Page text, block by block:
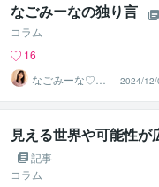
なごみーなの独り言
コラム
16
なごみーな♡癒
し系心のサポー
ター
2024/12/
見える世界や可能性が
記事
コラム